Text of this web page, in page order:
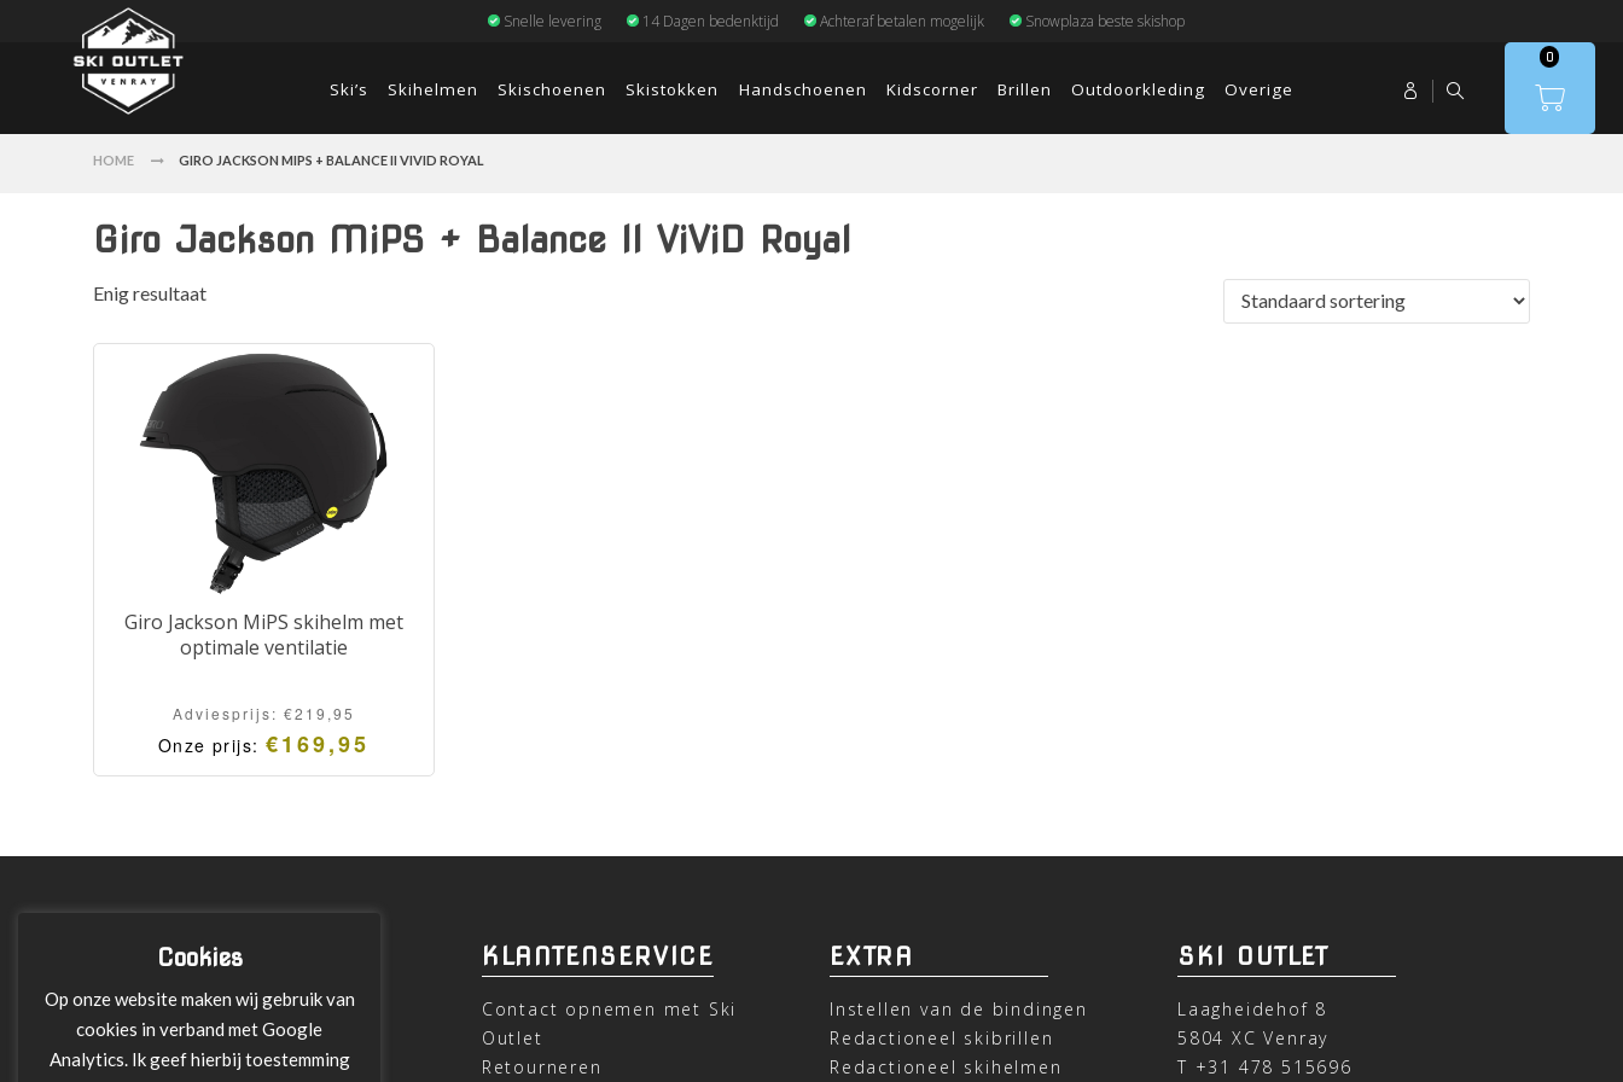
Snelle levering 14 Dagen bedenktijd Achteraf betalen mogelijk Snowplaza beste skishop
Ski’s Skihelmen Skischoenen Skistokken Handschoenen Kidscorner Brillen Outdoorkleding Overige
0
HOME GIRO JACKSON MIPS + BALANCE II VIVID ROYAL
Giro Jackson MiPS + Balance II ViViD Royal
Enig resultaat
Giro Jackson MiPS skihelm met
optimale ventilatie
Adviesprijs: €219,95
Onze prijs: €169,95
INFORMATIE
Over ons
Leveringen
Betalen met Klarna
KLANTENSERVICE
Contact opnemen met Ski
Outlet
Retourneren
EXTRA
Instellen van de bindingen
Redactioneel skibrillen
Redactioneel skihelmen
SKI OUTLET
Laagheidehof 8
5804 XC Venray
T +31 478 515696
Cookies
Op onze website maken wij gebruik van
cookies in verband met Google
Analytics. Ik geef hierbij toestemming